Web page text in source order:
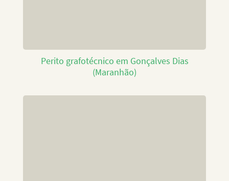
Perito grafotécnico em Gonçalves Dias
(Maranhão)